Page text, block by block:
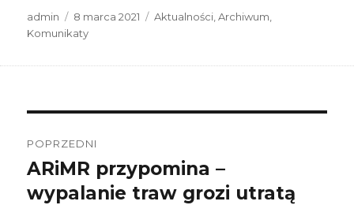
Autor
admin
Data
publikacji
8 marca 2021 Kategorie
Aktualności ,Archiwum
Komunikaty
wpisu
POPRZEDNI
Poprzedni
wpis:
ARiMR przypomina –
wypalanie traw grozi utratą